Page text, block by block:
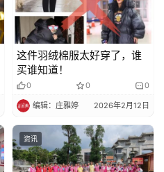
这件羽绒棉服太好穿了，谁
买谁知道！
0 0 0
编辑：庄雅婷 2026年2月12日
资讯